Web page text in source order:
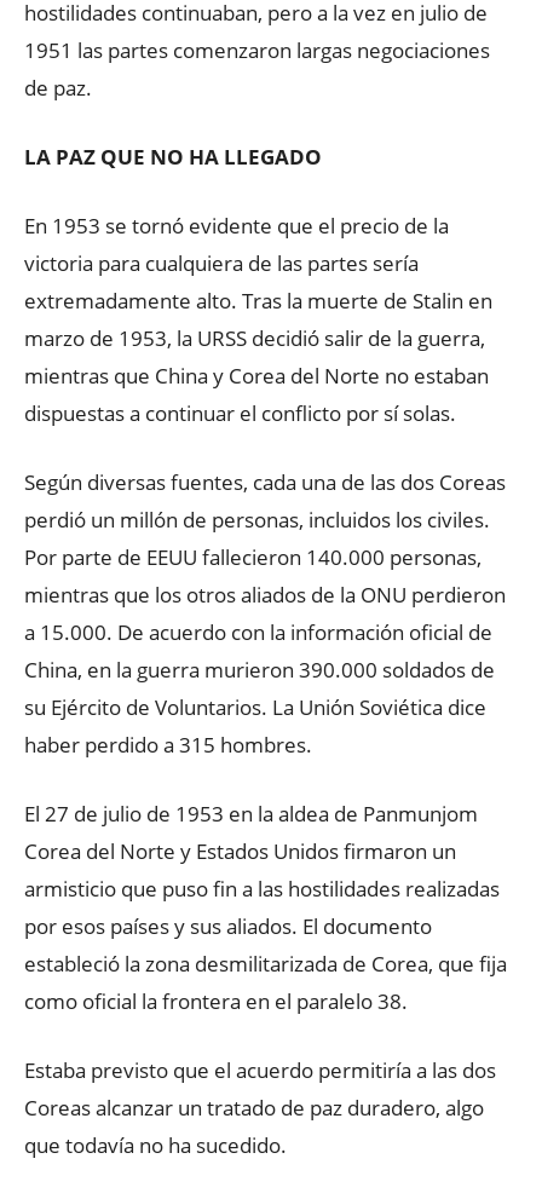
hostilidades continuaban, pero a la vez en julio de
1951 las partes comenzaron largas negociaciones
de paz.
LA PAZ QUE NO HA LLEGADO
En 1953 se tornó evidente que el precio de la
victoria para cualquiera de las partes sería
extremadamente alto. Tras la muerte de Stalin en
marzo de 1953, la URSS decidió salir de la guerra,
mientras que China y Corea del Norte no estaban
dispuestas a continuar el conflicto por sí solas.
Según diversas fuentes, cada una de las dos Coreas
perdió un millón de personas, incluidos los civiles.
Por parte de EEUU fallecieron 140.000 personas,
mientras que los otros aliados de la ONU perdieron
a 15.000. De acuerdo con la información oficial de
China, en la guerra murieron 390.000 soldados de
su Ejército de Voluntarios. La Unión Soviética dice
haber perdido a 315 hombres.
El 27 de julio de 1953 en la aldea de Panmunjom
Corea del Norte y Estados Unidos firmaron un
armisticio que puso fin a las hostilidades realizadas
por esos países y sus aliados. El documento
estableció la zona desmilitarizada de Corea, que fija
como oficial la frontera en el paralelo 38.
Estaba previsto que el acuerdo permitiría a las dos
Coreas alcanzar un tratado de paz duradero, algo
que todavía no ha sucedido.